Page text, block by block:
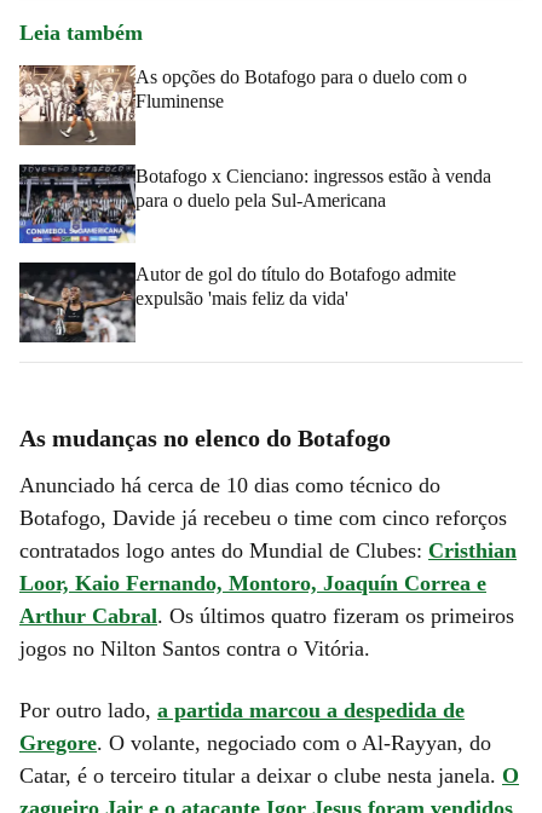
Leia também
As opções do Botafogo para o duelo com o
Fluminense
Botafogo x Cienciano: ingressos estão à venda
para o duelo pela Sul-Americana
Autor de gol do título do Botafogo admite
expulsão 'mais feliz da vida'
As mudanças no elenco do Botafogo
Anunciado há cerca de 10 dias como técnico do
Botafogo, Davide já recebeu o time com cinco reforços
contratados logo antes do Mundial de Clubes: Cristhian
Loor, Kaio Fernando, Montoro, Joaquín Correa e
Arthur Cabral. Os últimos quatro fizeram os primeiros
jogos no Nilton Santos contra o Vitória.
Por outro lado, a partida marcou a despedida de
Gregore. O volante, negociado com o Al-Rayyan, do
Catar, é o terceiro titular a deixar o clube nesta janela. O
zagueiro Jair e o atacante Igor Jesus foram vendidos